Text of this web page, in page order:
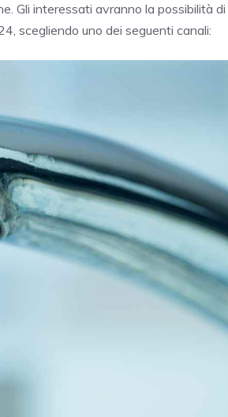
Gli interessati avranno la possibilità di
scegliendo uno dei seguenti canali: